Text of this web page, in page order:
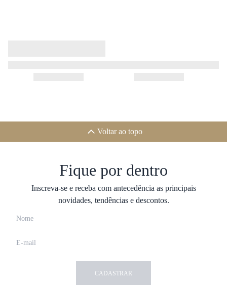
Voltar ao topo
Fique por dentro
Inscreva-se e receba com antecedência as principais
novidades, tendências e descontos.
CADASTRAR